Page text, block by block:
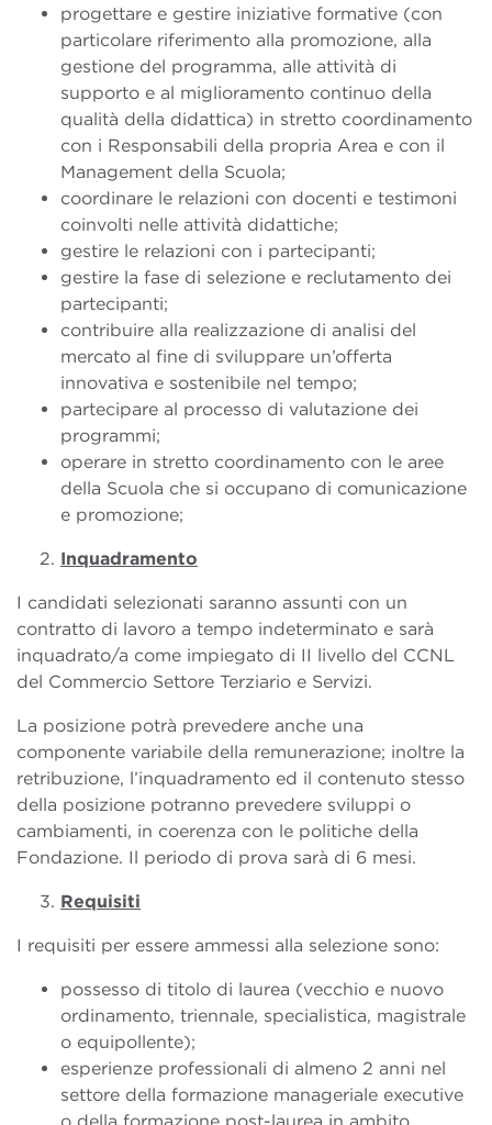
progettare e gestire iniziative formative (con
particolare riferimento alla promozione, alla
gestione del programma, alle attività di
supporto e al miglioramento continuo della
qualità della didattica) in stretto coordinamento
con i Responsabili della propria Area e con il
Management della Scuola;
coordinare le relazioni con docenti e testimoni
coinvolti nelle attività didattiche;
gestire le relazioni con i partecipanti;
gestire la fase di selezione e reclutamento dei
partecipanti;
contribuire alla realizzazione di analisi del
mercato al fine di sviluppare un’offerta
innovativa e sostenibile nel tempo;
partecipare al processo di valutazione dei
programmi;
operare in stretto coordinamento con le aree
della Scuola che si occupano di comunicazione
e promozione;
Inquadramento
I candidati selezionati saranno assunti con un
contratto di lavoro a tempo indeterminato e sarà
inquadrato/a come impiegato di II livello del CCNL
del Commercio Settore Terziario e Servizi.
La posizione potrà prevedere anche una
componente variabile della remunerazione; inoltre la
retribuzione, l’inquadramento ed il contenuto stesso
della posizione potranno prevedere sviluppi o
cambiamenti, in coerenza con le politiche della
Fondazione. Il periodo di prova sarà di 6 mesi.
Requisiti
I requisiti per essere ammessi alla selezione sono:
possesso di titolo di laurea (vecchio e nuovo
ordinamento, triennale, specialistica, magistrale
o equipollente);
esperienze professionali di almeno 2 anni nel
settore della formazione manageriale executive